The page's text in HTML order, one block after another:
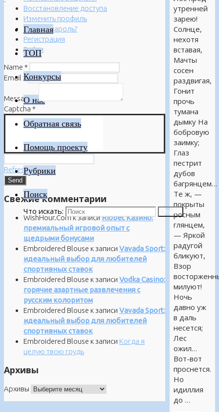
Главная
ТОП
Конкурсы
О нас
Обратная связь
Помощь проекту
Рубрики
Поиск
Что искать: Поиск
утренней
зарею!
Солнце,
нехотя
вставая,
Мачты
сосен
раздвигая,
Гонит
прочь
тумана
дымку На
бобровую
заимку;
Глаз
пестрит
дубов
багрянцем…
Те ж, —
покрыты
росным
глянцем,
— Яркой
радугой
бликуют,
Взор
милуют!
Ночь
давно уж
в даль
несется;
Лес
ожил…
Вот-вот
проснется.
Но
идиллия
до …
Восстановление доступа
Изменить профиль
Забыли пароль?
Регистрация
Войти
Name *
Email *
Message*
Captcha *
Refresh
Свежие комментарии
WishHour.Comк записиRiobet Казино:
премиальный игровой опыт с
щедрыми бонусами
Embroidered Blouse к записи Vavada Sport:
идеальный выбор для любителей
спортивных ставок
Embroidered Blouse к записи Vodka Casino:
горячие азартные развлечения с
русским колоритом
Embroidered Blouse к записи Vavada Sport:
идеальный выбор для любителей
спортивных ставок
Embroidered Blouse к записи Когда я
целую твою грудь
Архивы
Архивы